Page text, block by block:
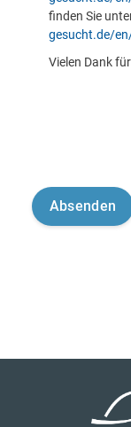
finden Sie
gesucht.de/
Vielen Dank